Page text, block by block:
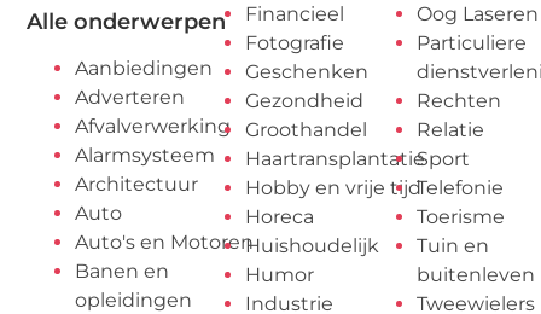
Alle onderwerpen
Aanbiedingen
Adverteren
Afvalverwerking
Alarmsysteem
Architectuur
Auto
Auto's en Motoren
Banen en
opleidingen
Financieel
Fotografie
Geschenken
Gezondheid
Groothandel
Haartransplantatie
Hobby en vrije tijd
Horeca
Huishoudelijk
Humor
Industrie
Oog Laseren
Particuliere
Rechten
Relatie
Sport
Telefonie
Toerisme
Tuin en
buitenleven
Tweewielers